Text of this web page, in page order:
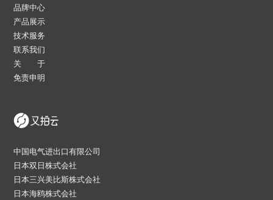
品牌中心
产品展示
技术服务
联系我们
关 于
免责申明
中国电气进出口有限公司
日本双日株式会社
日本三兴美比斯株式会社
日本海鸥株式会社